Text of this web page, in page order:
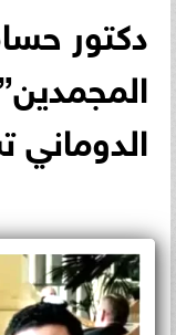
دكتور